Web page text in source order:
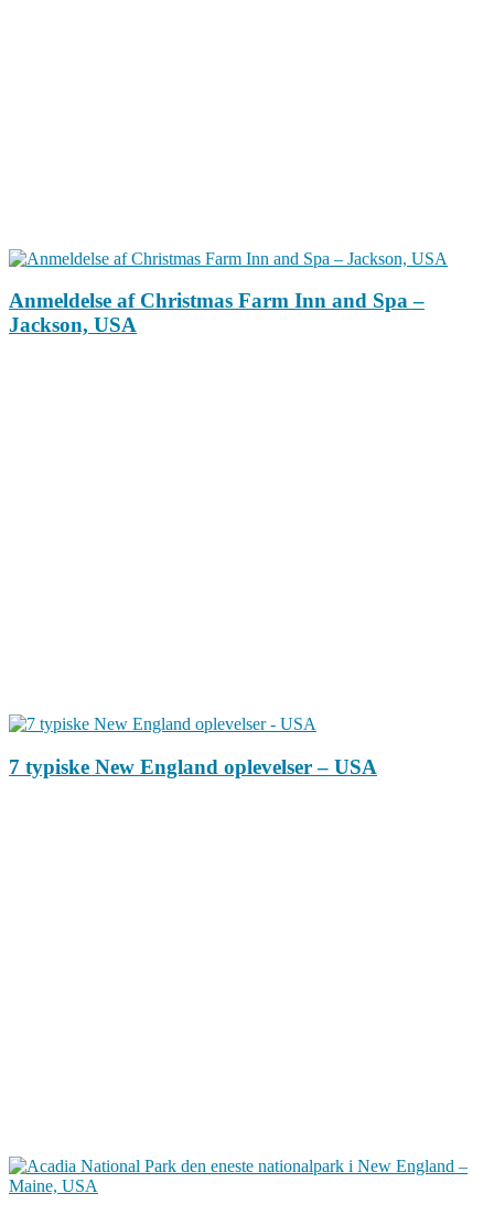
Anmeldelse af Christmas Farm Inn and Spa –
Jackson, USA
7 typiske New England oplevelser – USA